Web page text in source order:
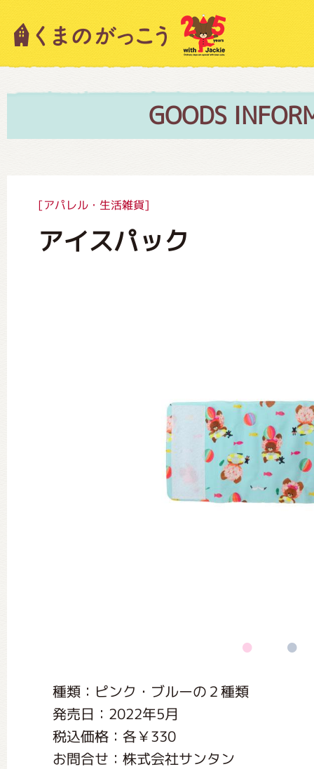
GOODS
[アパレル・生活雑貨]
アイスパック
種類：ピンク・ブルーの２種類
発売日：2022年5月
税込価格：各￥330
お問合せ：株式会社サンタン
キャラクター紹介
絵本・作家紹介
ミュージカル・コンサート
おたのしみコンテンツ(クイズ・
くまのがっこう 家庭科部